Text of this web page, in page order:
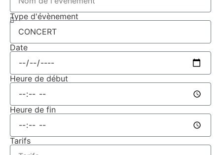
Type d'évènement
Date
Heure de début
Heure de fin
Tarifs